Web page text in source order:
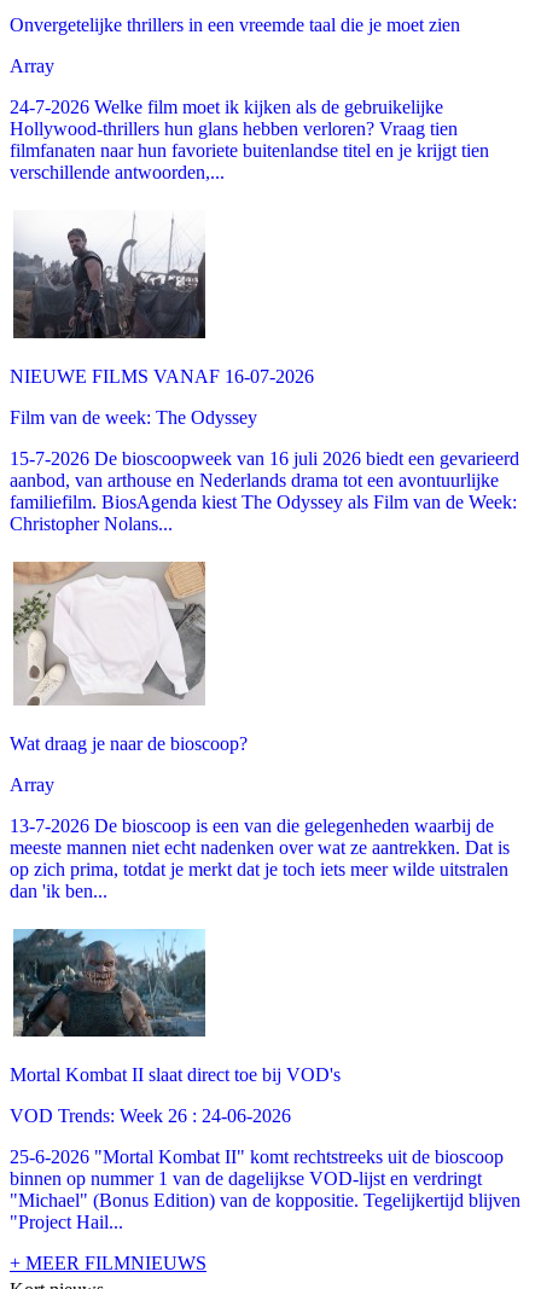
Onvergetelijke thrillers in een vreemde taal die je moet zien
Array
24-7-2026 Welke film moet ik kijken als de gebruikelijke
Hollywood-thrillers hun glans hebben verloren? Vraag tien
filmfanaten naar hun favoriete buitenlandse titel en je krijgt tien
verschillende antwoorden,...
NIEUWE FILMS VANAF 16-07-2026
Film van de week: The Odyssey
15-7-2026 De bioscoopweek van 16 juli 2026 biedt een gevarieerd
aanbod, van arthouse en Nederlands drama tot een avontuurlijke
familiefilm. BiosAgenda kiest The Odyssey als Film van de Week:
Christopher Nolans...
Wat draag je naar de bioscoop?
Array
13-7-2026 De bioscoop is een van die gelegenheden waarbij de
meeste mannen niet echt nadenken over wat ze aantrekken. Dat is
op zich prima, totdat je merkt dat je toch iets meer wilde uitstralen
dan 'ik ben...
Mortal Kombat II slaat direct toe bij VOD's
VOD Trends: Week 26 : 24-06-2026
25-6-2026 "Mortal Kombat II" komt rechtstreeks uit de bioscoop
binnen op nummer 1 van de dagelijkse VOD-lijst en verdringt
"Michael" (Bonus Edition) van de koppositie. Tegelijkertijd blijven
"Project Hail...
+ MEER FILMNIEUWS